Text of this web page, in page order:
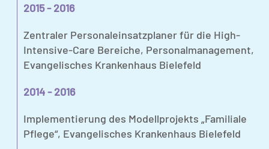
2015 - 2016
Zentraler Personaleinsatzplaner für die High-
Intensive-Care Bereiche, Personalmanagement,
Evangelisches Krankenhaus Bielefeld
2014 - 2016
Implementierung des Modellprojekts „Familiale
Pflege“, Evangelisches Krankenhaus Bielefeld